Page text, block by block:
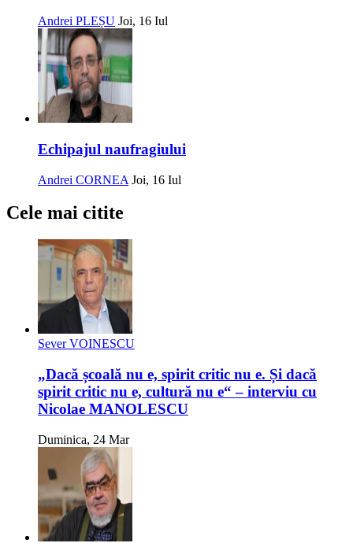
Andrei PLEȘU Joi, 16 Iul
Echipajul naufragiului
Andrei CORNEA Joi, 16 Iul
Cele mai citite
Sever VOINESCU
„Dacă școală nu e, spirit critic nu e. Și dacă
spirit critic nu e, cultură nu e“ – interviu cu
Nicolae MANOLESCU
Duminica, 24 Mar